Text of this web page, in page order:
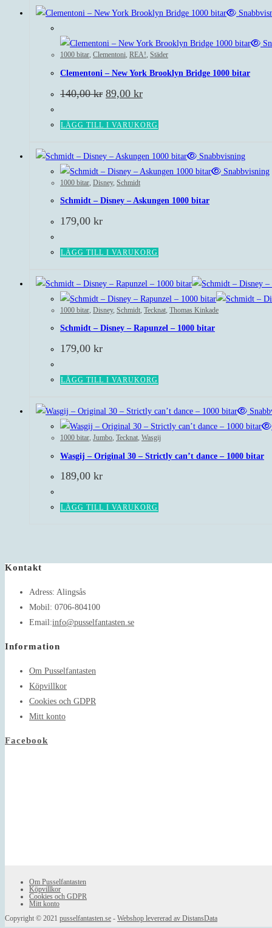
1000 bitar, Clementoni, REA!, Städer
Clementoni – New York Brooklyn Bridge 1000 bitar
140,00kr Det
ursprungliga
var:
89,00 krDet
nuvarande
är:
LÄGG TILL I VARUKORG
Snabbvisning
Snabbvisning
1000 bitar Disney, Schmidt
Schmidt – Disney – Askungen 1000 bitar
179,00 kr
LÄGG TILL I VARUKORG
1000 bitar Disney, Schmidt Tecknat Thomas Kinkade
Schmidt – Disney – Rapunzel – 1000 bitar
179,00 kr
LÄGG TILL I VARUKORG
1000 bitar, Jumbo, Tecknat, Wasgij
Wasgij – Original 30 – Strictly can’t dance – 1000 bitar
189,00 kr
LÄGG TILL I VARUKORG
Kontakt
Adress: Alingsås
Mobil: 0706-804100
Email:info@pusselfantasten.seOpens
Information
Om Pusselfantasten
Köpvillkor
Cookies och GDPR
Mitt konto
Facebook
Om Pusselfantasten
Köpvillkor
Cookies och GDPR
Mitt konto
Copyright © 2021 pusselfantasten.se - Webshop levererad av DistansData